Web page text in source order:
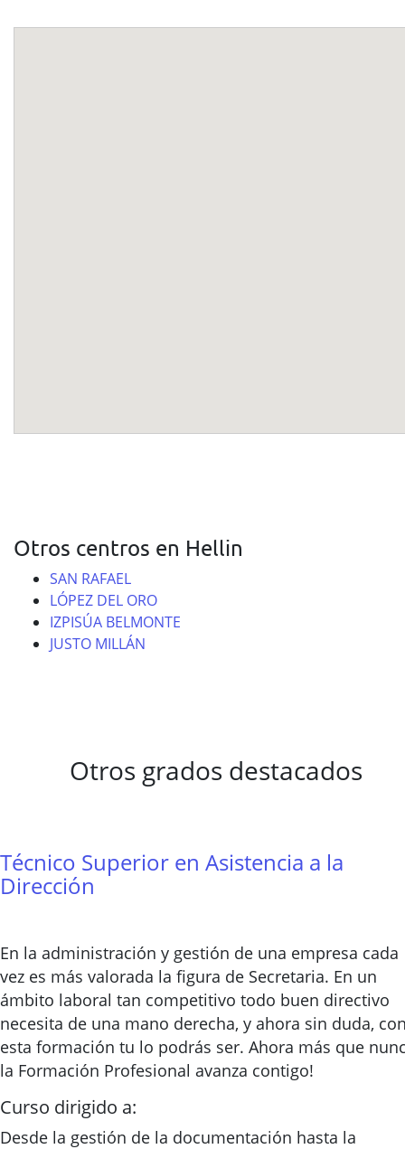
Otros centros en Hellin
SAN RAFAEL
LÓPEZ DEL ORO
IZPISÚA BELMONTE
JUSTO MILLÁN
Otros grados destacados
Técnico Superior en Asistencia a la
Dirección
En la administración y gestión de una empresa cada
vez es más valorada la figura de Secretaria. En un
ámbito laboral tan competitivo todo buen directivo
necesita de una mano derecha, y ahora sin duda,
esta formación tu lo podrás ser. Ahora más que
la Formación Profesional avanza contigo!
Curso dirigido a:
Desde la gestión de la documentación hasta la